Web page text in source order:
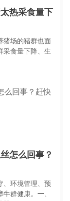
热采食量下
猪场的猪群也面
采食量下降、生
怎么回事？
、环境管理、预
群健康。一、